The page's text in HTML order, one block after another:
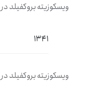
ویسکوزیته بروکفیلد در 20- درجه
1341
ویسکوزیته بروکفیلد در 40- درجه